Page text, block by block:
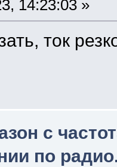
14:23:03 »
ток
с
по